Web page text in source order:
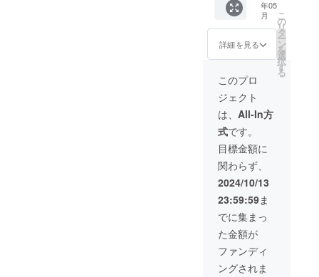
キーホ
ルダー
「クロ
ワちゃ
ストが
たアク
リル
ルダー
です。
（イラ
スト担
当：二
管様）
です。
（イラ
スト担
当：菓
色様）
■ポスト
カードB
「アン
ジーさ
ん」の
イラス
トが描
かれた
ポスト
カード
です。
（イラ
スト担
当：
microa
様） ■
クリア
ファイ
ル
イバー
クロス
です。
（イラ
スト担
当：みU
様） ■
ポスト
カードA
「アン
ジーさ
ん」と
「アル
マちゃ
ん」の
イラス
トが描
かれた
ポスト
カード
です。
（イラ
スト担
当：菓
キャラ
のアカ
ウント
３つ全
ての無
ドがご
利用可
能） ■
マイク
ロファ
イバー
クロス
「リリ
ンちゃ
ん」の
イラス
トが描
かれた
マイク
ロファ
イバー
クロス
です。
クリエ
イター
支援サ
イト
「Ci-
有料プ
ラン
「メン
バーズ
シッ
プ・
ゴール
ド」
に、1か
月無料
で加入
できる
コード
です。
（既存
キャラ
のアカ
ウント
メール
にてダ
ウン
ロード
先をお
たしま
す。
■Ci-en
有料プ
ラン
「メン
バーズ
シッ
プ・
ゴール
ド」1か
月間無
料体験
コード
セット
クリエ
イター
支援サ
全て ・
【01】
「デー
タセッ
トプラ
イト」
・
【02】
「デー
タセッ
トプラ
ン・ス
タン
ダー
ド」 ・
【03】
「悪魔
の肖像
プラ
ン」 ・
【04】
「アン
ジーさ
年05
月
詳細を見る
こ
の
リ
タ
ー
ン
を
選
択
す
る
このプロ
ジェクト
は、 All-In方
式です。
目標金額に
関わらず、
2024/10/13
23:59:59ま
でに集まっ
た金額が
ファンディ
ングされま